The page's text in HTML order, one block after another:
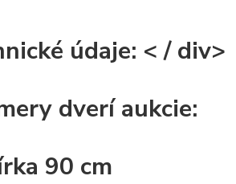
údaje: < / div>
dverí aukcie:
90 cm